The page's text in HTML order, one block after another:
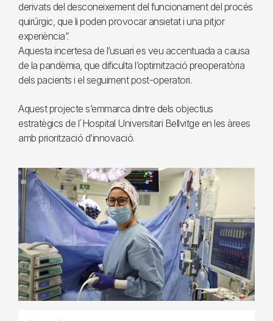
derivats del desconeixement del funcionament del procés
quirúrgic, que li poden provocar ansietat i una pitjor
experiència”.
Aquesta incertesa de l’usuari es veu accentuada a causa
de la pandèmia, que dificulta l’optimització preoperatòria
dels pacients i el seguiment post-operatori.
Aquest projecte s’emmarca dintre dels objectius
estratègics de l´Hospital Universitari Bellvitge en les àrees
amb priorització d’innovació.